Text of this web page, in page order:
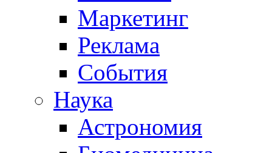
Маркетинг
Реклама
События
Наука
Астрономия